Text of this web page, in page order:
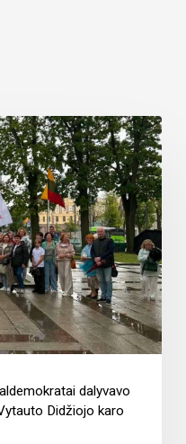
dalyvavo
Didžiojo karo